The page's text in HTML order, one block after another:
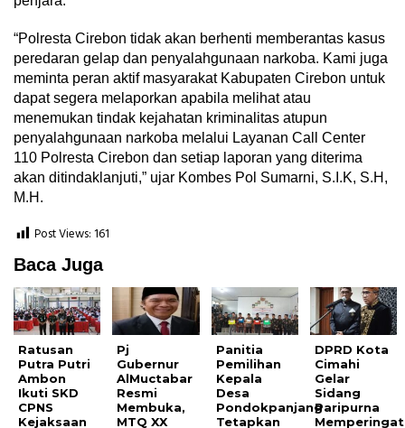
“Polresta Cirebon tidak akan berhenti memberantas kasus
peredaran gelap dan penyalahgunaan narkoba. Kami juga
meminta peran aktif masyarakat Kabupaten Cirebon untuk
dapat segera melaporkan apabila melihat atau
menemukan tindak kejahatan kriminalitas atupun
penyalahgunaan narkoba melalui Layanan Call Center
110 Polresta Cirebon dan setiap laporan yang diterima
akan ditindaklanjuti,” ujar Kombes Pol Sumarni, S.I.K, S.H,
M.H.
Post Views: 161
Baca Juga
Ratusan
Putra Putri
Ambon
Ikuti SKD
CPNS
Kejaksaan
Pj
Gubernur
AlMuctabar
Resmi
Membuka,
MTQ XX
Panitia
Pemilihan
Kepala
Desa
Pondokpanjang
Tetapkan
DPRD Kota
Cimahi
Gelar
Sidang
Paripurna